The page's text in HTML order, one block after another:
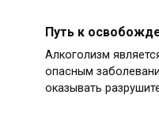
Путь к
Алкоголизм
опасным
оказывать